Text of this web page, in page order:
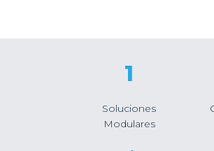
1
Soluciones
Modulares